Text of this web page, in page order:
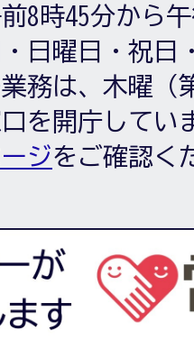
8時45分から
日曜日・祝日
務は、木曜（
を開庁してい
ジをご確認く